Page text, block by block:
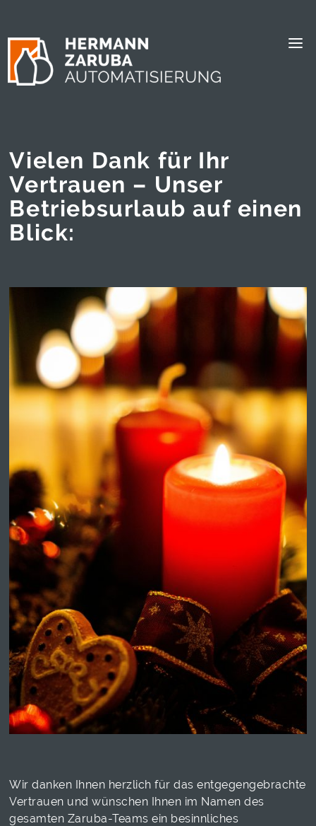
Vielen Dank für Ihr
Vertrauen – Unser
Betriebsurlaub auf einen
Blick:
Wir danken Ihnen herzlich für das entgegengebrachte
Vertrauen und wünschen Ihnen im Namen des
gesamten Zaruba-Teams ein besinnliches